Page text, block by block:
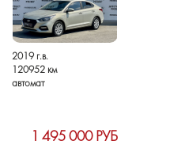
2019 г.в.
120952 км
автомат
1 495 000 РУБ